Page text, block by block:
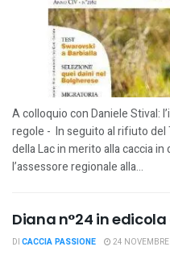
A colloquio con Daniele Stival:
regole - In seguito al rifiuto del
della Lac in merito alla caccia
l’assessore regionale alla...
Diana n°24 in
DI CACCIA PASSIONE 24